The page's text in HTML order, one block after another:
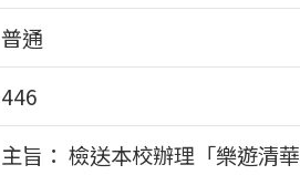
普通
446
主旨： 檢送本校辦理「樂遊清